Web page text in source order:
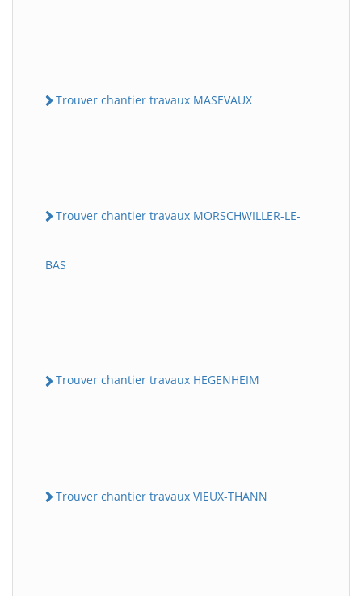
Trouver chantier travaux MASEVAUX
Trouver chantier travaux MORSCHWILLER-LE-
BAS
Trouver chantier travaux HEGENHEIM
Trouver chantier travaux VIEUX-THANN